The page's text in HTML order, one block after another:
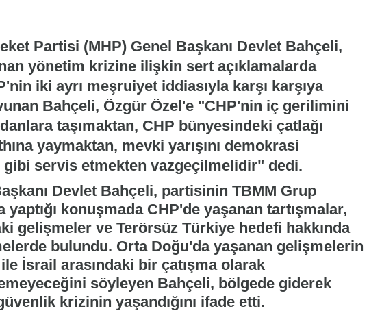
Partisi (MHP) Genel Başkanı Devlet Bahçeli,
yönetim krizine ilişkin sert açıklamalarda
iki ayrı meşruiyet iddiasıyla karşı karşıya
Bahçeli, Özgür Özel'e "CHP'nin iç gerilimini
taşımaktan, CHP bünyesindeki çatlağı
yaymaktan, mevki yarışını demokrasi
gibi servis etmekten vazgeçilmelidir" dedi.
Devlet Bahçeli, partisinin TBMM Grup
yaptığı konuşmada CHP'de yaşanan tartışmalar,
gelişmeler ve Terörsüz Türkiye hedefi hakkında
bulundu. Orta Doğu'da yaşanan gelişmelerin
İsrail arasındaki bir çatışma olarak
söyleyen Bahçeli, bölgede giderek
krizinin yaşandığını ifade etti.